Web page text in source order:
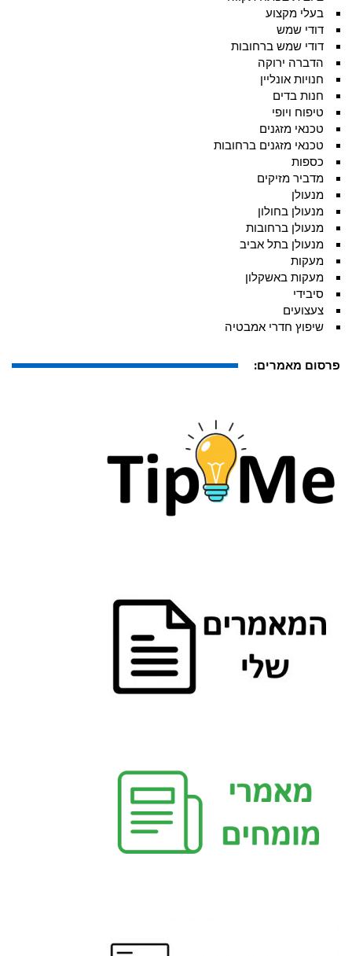
בעלי מקצוע
דודי שמש
דודי שמש ברחובות
הדברה ירוקה
חנויות אונליין
חנות בדים
טיפוח ויופי
טכנאי מזגנים
טכנאי מזגנים ברחובות
כספות
מדביר מזיקים
מנעולן
מנעולן בחולון
מנעולן ברחובות
מנעולן בתל אביב
מעקות
מעקות באשקלון
סיבידי
צעצועים
שיפוץ חדרי אמבטיה
פרסום מאמרים: